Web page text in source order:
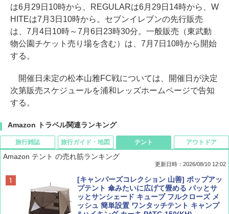
は6月29日10時から、REGULARは6月29日14時から、W
HITEは7月3日10時から。セブンイレブンの先行販売
は、7月4日10時～7月6日23時30分。一般販売（東武動
物公園チケット売り場を含む）は、7月7日10時から開始
する。
開催日未定の松本山雅FC戦については、開催日が決定
次第販売スケジュールを浦和レッズホームページで告知
する。
Amazon トラベル関連ランキング
旅行雑誌
BE-PAL(ビ-パル) 2026年 10 月号【特別付録:
ノルディスク 4ホール鋳鉄スキレット】
￥1,540
旅行ガイド・地図
地球の歩き方 スター・ウォーズ
￥2,695
テント
Amazon テント の売れ筋ランキング
更新日時：2026/08/10 12:02
[キャンパーズコレクション 山善] ポップアッ
プテント 傘みたいに広げて畳める パッとサ
ッとサンシェード キューブ フルクローズ メ
ッシュ 簡単設置 ワンタッチテント キャンプ
アウトドア